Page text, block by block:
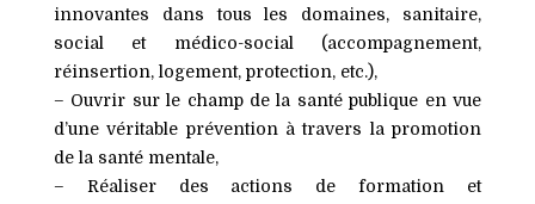
innovantes dans tous les domaines, sanitaire,
social et médico-social (accompagnement,
réinsertion, logement, protection, etc.),
– Ouvrir sur le champ de la santé publique en vue
d’une véritable prévention à travers la promotion
de la santé mentale,
– Réaliser des actions de formation et